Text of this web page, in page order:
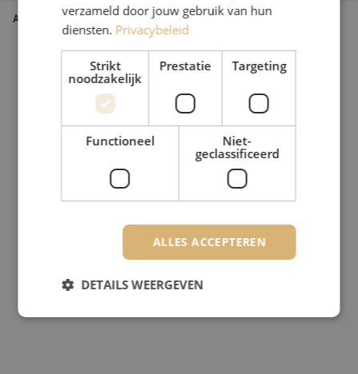
Artikelnummer M20000581
verzameld door jouw gebruik van hun
diensten. Privacybeleid
Strikt
noodzakelijk
Prestatie Targeting
Functioneel
Niet-
geclassificeerd
ALLES ACCEPTEREN
DETAILS WEERGEVEN